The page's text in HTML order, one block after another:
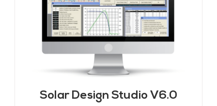
Solar Design Studio V6.0